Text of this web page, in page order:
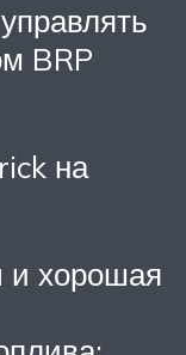
BRP
на
и хорошая